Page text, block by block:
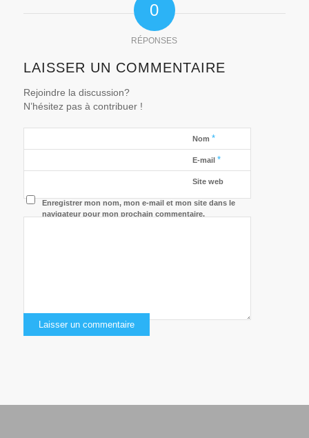
0
RÉPONSES
LAISSER UN COMMENTAIRE
Rejoindre la discussion?
N’hésitez pas à contribuer !
Nom *
E-mail *
Site web
Enregistrer mon nom, mon e-mail et mon site dans le
navigateur pour mon prochain commentaire.